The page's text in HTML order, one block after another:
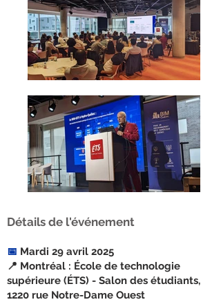
Détails de l'événement
📅 Mardi 29 avril 2025
📍 Montréal : École de technologie
supérieure (ÉTS) - Salon des étudiants,
1220 rue Notre-Dame Ouest